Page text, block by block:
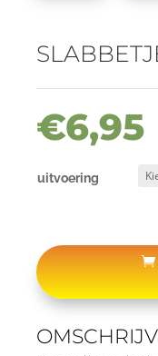
€6,95
uitvoering